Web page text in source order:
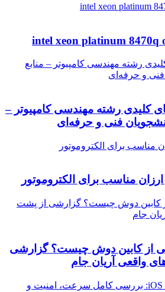
رشته مهندسی کامپیوتر – منابع
و حرفه‌ای
کلیدی رشته مهندسی کامپیوتر –
فنی و حرفه‌ای
مناسب برای الکتروموتور
ارزان مناسب برای الکتروموتور
از کابین دوش چیست؟ گزارشی از پشت
جام
از کابین دوش چیست؟ گزارشی
واقعی آریان جام
مقایسه اندروید 16 و iOS 26.1: بررسی کامل سرعت، امنیت و